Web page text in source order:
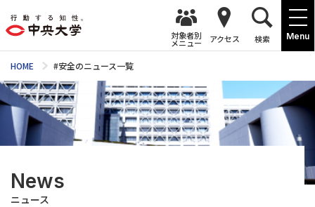
Menu
対象者別
メニュー アクセス 検索
HOME #安全のニュース一覧
News
ニュース